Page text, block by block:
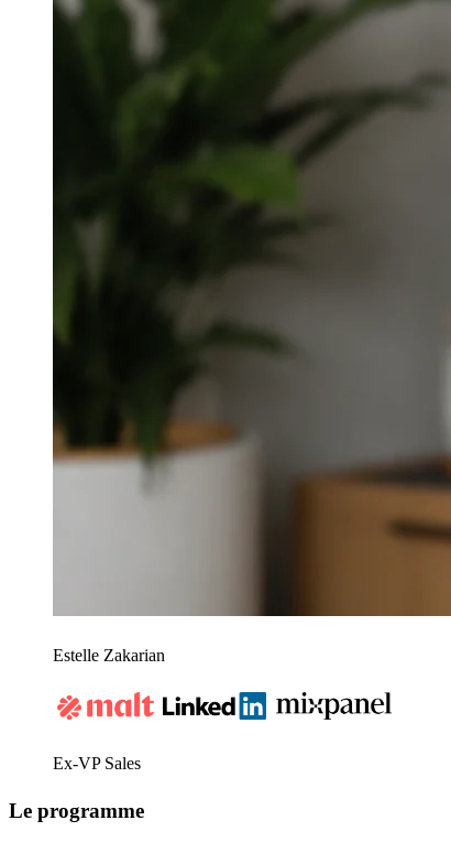
Estelle Zakarian
Ex-VP Sales
Le programme